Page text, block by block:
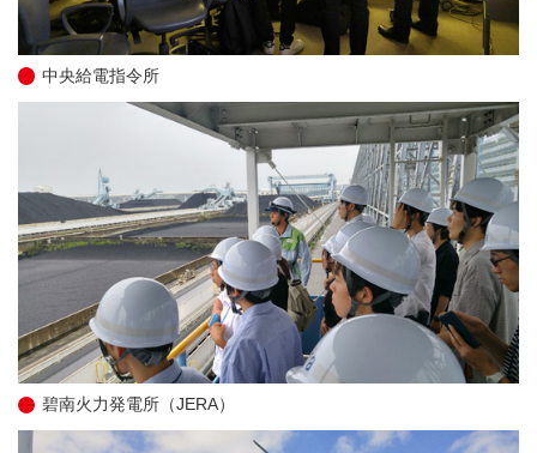
中央給電指令所
碧南火力発電所（JERA）